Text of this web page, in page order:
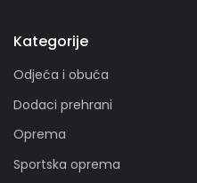
Kategorije
Odjeća i obuća
Dodaci prehrani
Oprema
Sportska oprema